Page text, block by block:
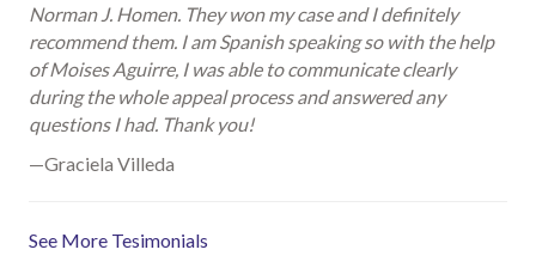
Norman J. Homen. They won my case and I definitely
recommend them. I am Spanish speaking so with the help
of Moises Aguirre, I was able to communicate clearly
during the whole appeal process and answered any
questions I had. Thank you!
—Graciela Villeda
See More Tesimonials